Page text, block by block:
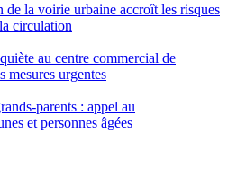
de la voirie urbaine accroît les risques
circulation
au centre commercial de
mesures urgentes
parents : appel au
et personnes âgées